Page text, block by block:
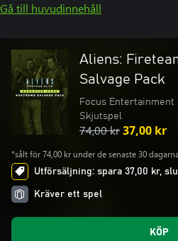
Gå till huvudinnehåll
Aliens:
Salvage Pack
Focus Entertainment
Skjutspel
74,00 kr37,00 kr
*sålt för 74,00 kr under de senaste 30
Utförsäljning: spara 37,00 kr,
Kräver ett spel
KÖP